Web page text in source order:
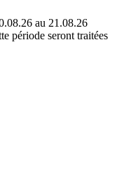
au 21.08.26
période seront traitées